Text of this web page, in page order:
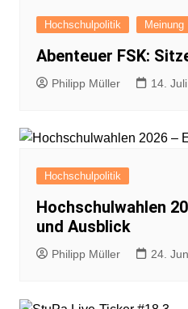
Hochschulpolitik Meinung
Abenteuer FSK:
Philipp Müller 14.
Hochschulpolitik
Hochschulwahlen
und Ausblick
Philipp Müller 24.